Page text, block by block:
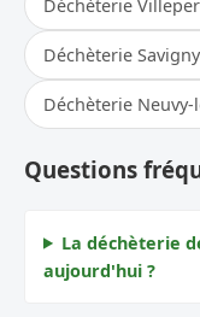
Déchèterie
Déchèterie
Déchèterie Neuvy-
Questions
La déchèterie
aujourd'hui ?